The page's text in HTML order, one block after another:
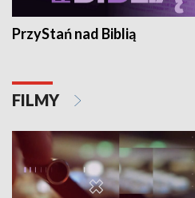
PrzyStań nad Biblią
FILMY